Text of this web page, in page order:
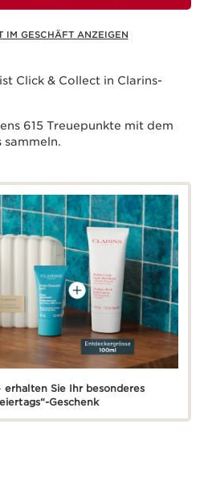
IM GESCHÄFT ANZEIGEN
Click & Collect in Clarins-
615 Treuepunkte mit dem
sammeln.
erhalten Sie Ihr besonderes
Geschenk